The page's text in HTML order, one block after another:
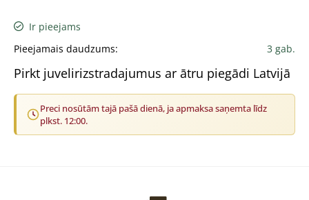
Ir pieejams
Pieejamais daudzums:
3 gab.
Pirkt juvelirizstradajumus ar ātru piegādi Latvijā
Preci nosūtām tajā pašā dienā, ja apmaksa saņemta līdz
plkst. 12:00.